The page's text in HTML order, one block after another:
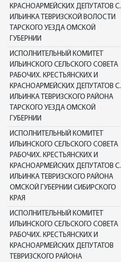
КРАСНОАРМЕЙСКИХ ДЕПУТАТОВ С.
ИЛЬИНКА ТЕВРИЗСКОЙ ВОЛОСТИ
ТАРСКОГО УЕЗДА ОМСКОЙ
ГУБЕРНИИ
ИСПОЛНИТЕЛЬНЫЙ КОМИТЕТ
ИЛЬИНСКОГО СЕЛЬСКОГО СОВЕТА
РАБОЧИХ. КРЕСТЬЯНСКИХ И
КРАСНОАРМЕЙСКИХ ДЕПУТАТОВ С.
ИЛЬИНКА ТЕВРИЗСКОГО РАЙОНА
ТАРСКОГО УЕЗДА ОМСКОЙ
ГУБЕРНИИ
ИСПОЛНИТЕЛЬНЫЙ КОМИТЕТ
ИЛЬИНСКОГО СЕЛЬСКОГО СОВЕТА
РАБОЧИХ. КРЕСТЬЯНСКИХ И
КРАСНОАРМЕЙСКИХ ДЕПУТАТОВ С.
ИЛЬИНКА ТЕВРИЗСКОГО РАЙОНА
ОМСКОЙ ГУБЕРНИИ СИБИРСКОГО
КРАЯ
ИСПОЛНИТЕЛЬНЫЙ КОМИТЕТ
ИЛЬИНСКОГО СЕЛЬСКОГО СОВЕТА
РАБОЧИХ. КРЕСТЬЯНСКИХ И
КРАСНОАРМЕЙСКИХ ДЕПУТАТОВ
ТЕВРИЗСКОГО РАЙОНА